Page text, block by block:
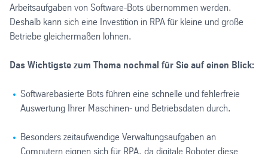
Arbeitsaufgaben von Software-Bots übernommen werden.
Deshalb kann sich eine Investition in RPA für kleine und große
Betriebe gleichermaßen lohnen.
Das Wichtigste zum Thema nochmal für Sie auf einen Blick:
Softwarebasierte Bots führen eine schnelle und fehlerfreie
Auswertung Ihrer Maschinen- und Betriebsdaten durch.
Besonders zeitaufwendige Verwaltungsaufgaben an
Computern eignen sich für RPA, da digitale Roboter diese